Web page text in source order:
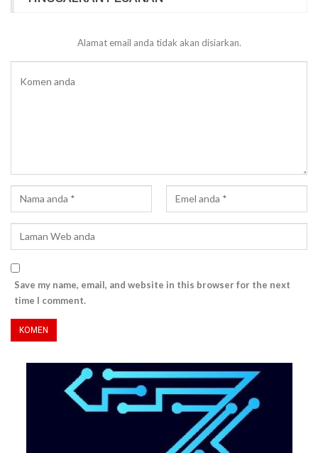
Alamat email anda tidak akan disiarkan.
Save my name, email, and website in this browser for the next
time I comment.